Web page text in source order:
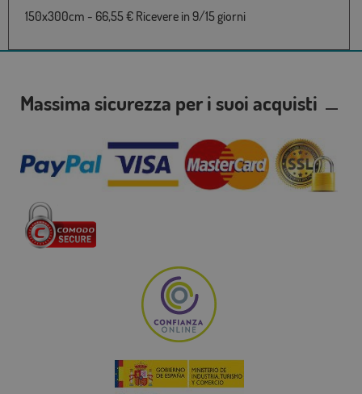
150x300cm - 66,55 € Ricevere in 9/15 giorni
Massima sicurezza per i suoi acquisti